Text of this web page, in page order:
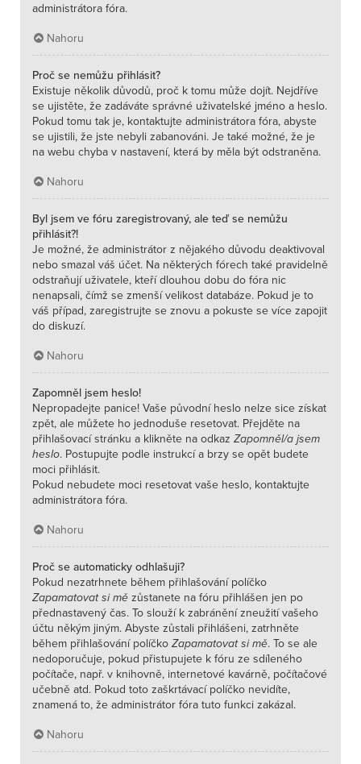
administrátora fóra.
Nahoru
Proč se nemůžu přihlásit?
Existuje několik důvodů, proč k tomu může dojít. Nejdříve
se ujistěte, že zadáváte správné uživatelské jméno a heslo.
Pokud tomu tak je, kontaktujte administrátora fóra, abyste
se ujistili, že jste nebyli zabanováni. Je také možné, že je
na webu chyba v nastavení, která by měla být odstraněna.
Nahoru
Byl jsem ve fóru zaregistrovaný, ale teď se nemůžu
přihlásit?!
Je možné, že administrátor z nějakého důvodu deaktivoval
nebo smazal váš účet. Na některých fórech také pravidelně
odstraňují uživatele, kteří dlouhou dobu do fóra nic
nenapsali, čímž se zmenší velikost databáze. Pokud je to
váš případ, zaregistrujte se znovu a pokuste se více zapojit
do diskuzí.
Nahoru
Zapomněl jsem heslo!
Nepropadejte panice! Vaše původní heslo nelze sice získat
zpět, ale můžete ho jednoduše resetovat. Přejděte na
přihlašovací stránku a klikněte na odkaz Zapomněl/a jsem
heslo. Postupujte podle instrukcí a brzy se opět budete
moci přihlásit.
Pokud nebudete moci resetovat vaše heslo, kontaktujte
administrátora fóra.
Nahoru
Proč se automaticky odhlašuji?
Pokud nezatrhnete během přihlašování políčko
Zapamatovat si mě zůstanete na fóru přihlášen jen po
přednastavený čas. To slouží k zabránění zneužití vašeho
účtu někým jiným. Abyste zůstali přihlášeni, zatrhněte
během přihlašování políčko Zapamatovat si mě. To se ale
nedoporučuje, pokud přistupujete k fóru ze sdíleného
počítače, např. v knihovně, internetové kavárně, počítačové
učebně atd. Pokud toto zaškrtávací políčko nevidíte,
znamená to, že administrátor fóra tuto funkci zakázal.
Nahoru